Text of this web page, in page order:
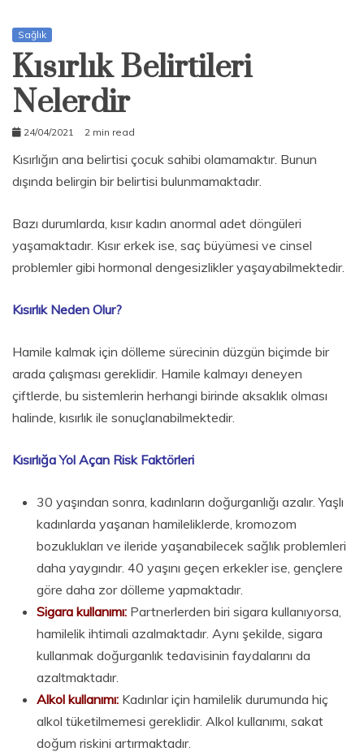
Sağlık
Kısırlık Belirtileri
Nelerdir
24/04/2021
2 min read
Kısırlığın ana belirtisi çocuk sahibi olamamaktır. Bunun
dışında belirgin bir belirtisi bulunmamaktadır.
Bazı durumlarda, kısır kadın anormal adet döngüleri
yaşamaktadır. Kısır erkek ise, saç büyümesi ve cinsel
problemler gibi hormonal dengesizlikler yaşayabilmektedir.
Kısırlık Neden Olur?
Hamile kalmak için dölleme sürecinin düzgün biçimde bir
arada çalışması gereklidir. Hamile kalmayı deneyen
çiftlerde, bu sistemlerin herhangi birinde aksaklık olması
halinde, kısırlık ile sonuçlanabilmektedir.
Kısırlığa Yol Açan Risk Faktörleri
30 yaşından sonra, kadınların doğurganlığı azalır. Yaşlı
kadınlarda yaşanan hamileliklerde, kromozom
bozuklukları ve ileride yaşanabilecek sağlık problemleri
daha yaygındır. 40 yaşını geçen erkekler ise, gençlere
göre daha zor dölleme yapmaktadır.
Sigara kullanımı: Partnerlerden biri sigara kullanıyorsa,
hamilelik ihtimali azalmaktadır. Aynı şekilde, sigara
kullanmak doğurganlık tedavisinin faydalarını da
azaltmaktadır.
Alkol kullanımı: Kadınlar için hamilelik durumunda hiç
alkol tüketilmemesi gereklidir. Alkol kullanımı, sakat
doğum riskini artırmaktadır.